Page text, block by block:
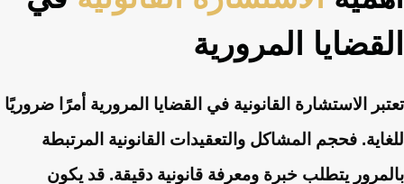
القضايا المرورية
تعتبر الاستشارة القانونية في القضايا المرورية أمرًا ضروريًا
للغاية. فحجم المشاكل والتعقيدات القانونية المرتبطة
بالمرور يتطلب خبرة ومعرفة قانونية دقيقة. قد يكون